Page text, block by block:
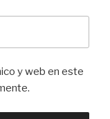
y web en este